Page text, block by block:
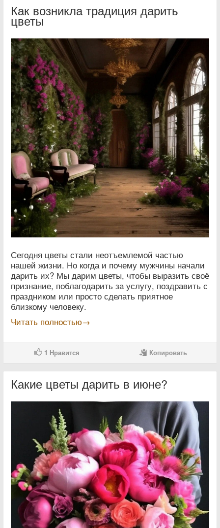
Как возникла традиция дарить
цветы⁠⁠
Сегодня цветы стали неотъемлемой частью
нашей жизни. Но когда и почему мужчины начали
дарить их? Мы дарим цветы, чтобы выразить своё
признание, поблагодарить за услугу, поздравить с
праздником или просто сделать приятное
близкому человеку.
Читать полностью→
1 Нравится Копировать
Какие цветы дарить в июне?